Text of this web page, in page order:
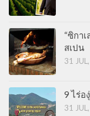
“ซิกา
สเปน
31
9 ไร่อ
31